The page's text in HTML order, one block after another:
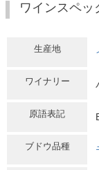
ワインスペッ
生産地
ワイナリー
原語表記
ブドウ品種